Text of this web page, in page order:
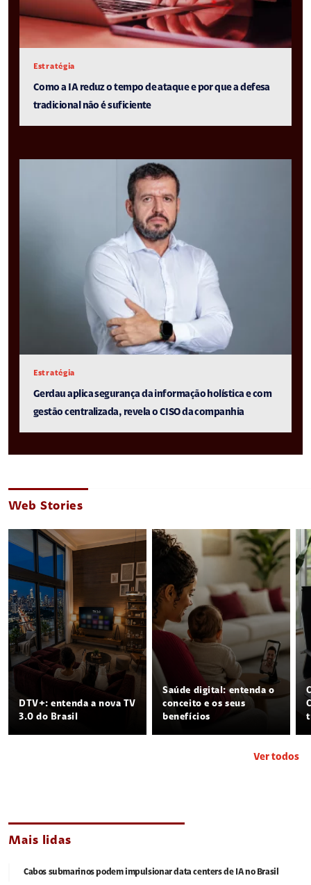
Estratégia
Como a IA reduz o tempo de ataque e por que a defesa
tradicional não é suficiente
Estratégia
Gerdau aplica segurança da informação holística e com
gestão centralizada, revela o CISO da companhia
Web Stories
DTV+: entenda a nova TV
3.0 do Brasil
Saúde digital: entenda o
conceito e os seus
benefícios
Ver todos
Mais lidas
Cabos submarinos podem impulsionar data centers de IA no Brasil